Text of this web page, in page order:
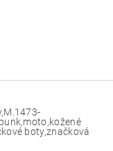
boty,značková